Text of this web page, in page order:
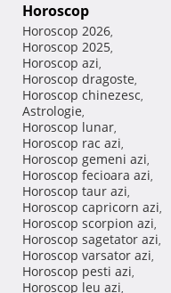
Horoscop
Horoscop 2026,
Horoscop 2025,
Horoscop azi,
Horoscop dragoste,
Horoscop chinezesc,
Astrologie,
Horoscop lunar,
Horoscop rac azi,
Horoscop gemeni azi,
Horoscop fecioara azi,
Horoscop taur azi,
Horoscop capricorn azi,
Horoscop scorpion azi,
Horoscop sagetator azi,
Horoscop varsator azi,
Horoscop pesti azi,
Horoscop leu azi,